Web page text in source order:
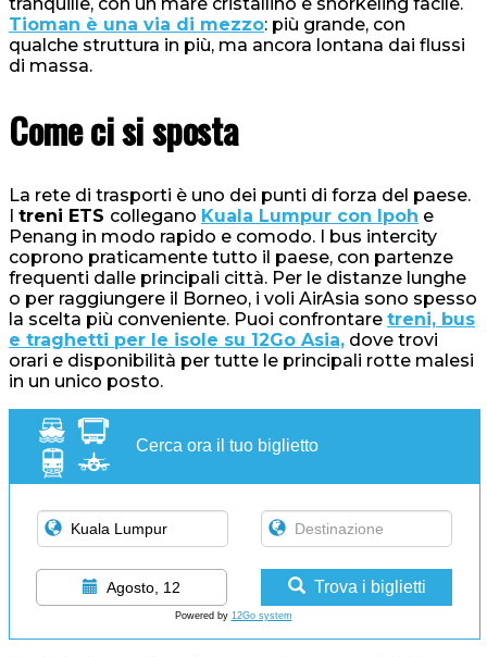
Tioman è una via di mezzo: più grande, con
qualche struttura in più, ma ancora lontana dai flussi
di massa.
Come ci si sposta
La rete di trasporti è uno dei punti di forza del paese.
I treni ETS collegano Kuala Lumpur con Ipoh e
Penang in modo rapido e comodo. I bus intercity
coprono praticamente tutto il paese, con partenze
frequenti dalle principali città. Per le distanze lunghe
o per raggiungere il Borneo, i voli AirAsia sono spesso
la scelta più conveniente. Puoi confrontare treni, bus
e traghetti per le isole su 12Go Asia, dove trovi
orari e disponibilità per tutte le principali rotte malesi
in un unico posto.
Cerca ora il tuo biglietto
Agosto, 12 Trova i biglietti
Powered by 12Go system